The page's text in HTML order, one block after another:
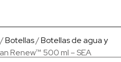
/Botellas/Botellas de agua y
Renew™ 500 ml – SEA